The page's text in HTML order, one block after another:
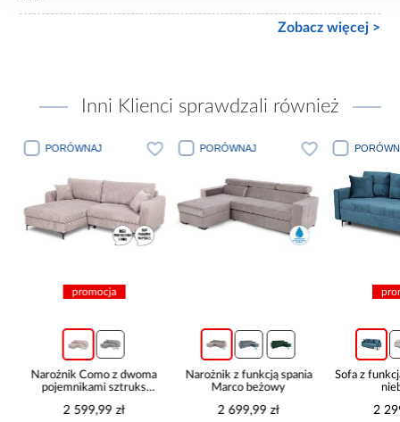
Zobacz więcej >
Inni Klienci sprawdzali również
PORÓWNAJ
promocja
Narożnik Como z dwoma
pojemnikami sztruks
2 599,99 zł
PORÓWNAJ
Narożnik z funkcją spania
Marco beżowy
2 699,99 zł
Sofa z
2